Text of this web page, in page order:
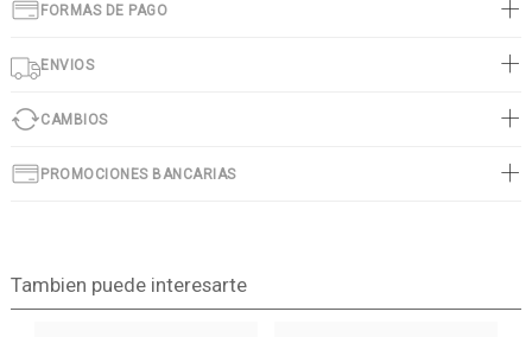
FORMAS DE PAGO
ENVIOS
CAMBIOS
PROMOCIONES BANCARIAS
Tambien puede interesarte